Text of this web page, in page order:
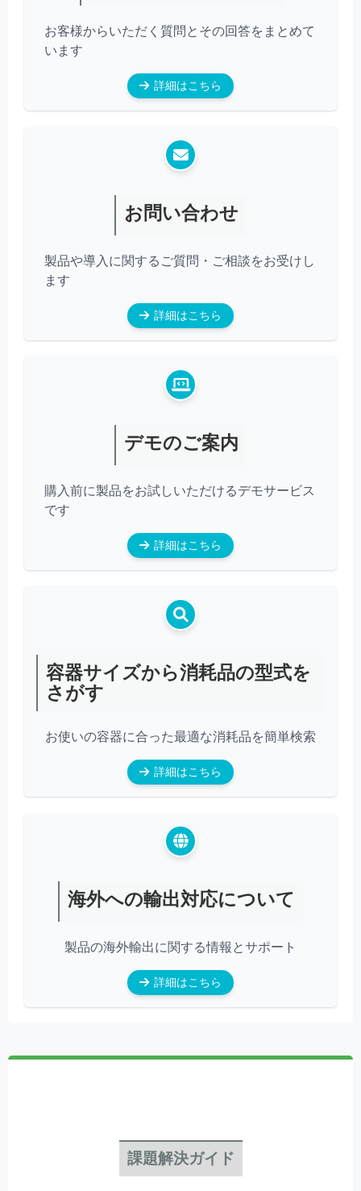
お客様からいただく質問とその回答をまとめて
います
詳細はこちら
お問い合わせ
製品や導入に関するご質問・ご相談をお受けし
ます
詳細はこちら
デモのご案内
購入前に製品をお試しいただけるデモサービス
です
詳細はこちら
容器サイズから消耗品の型式を
さがす
お使いの容器に合った最適な消耗品を簡単検索
詳細はこちら
海外への輸出対応について
製品の海外輸出に関する情報とサポート
詳細はこちら
課題解決ガイド